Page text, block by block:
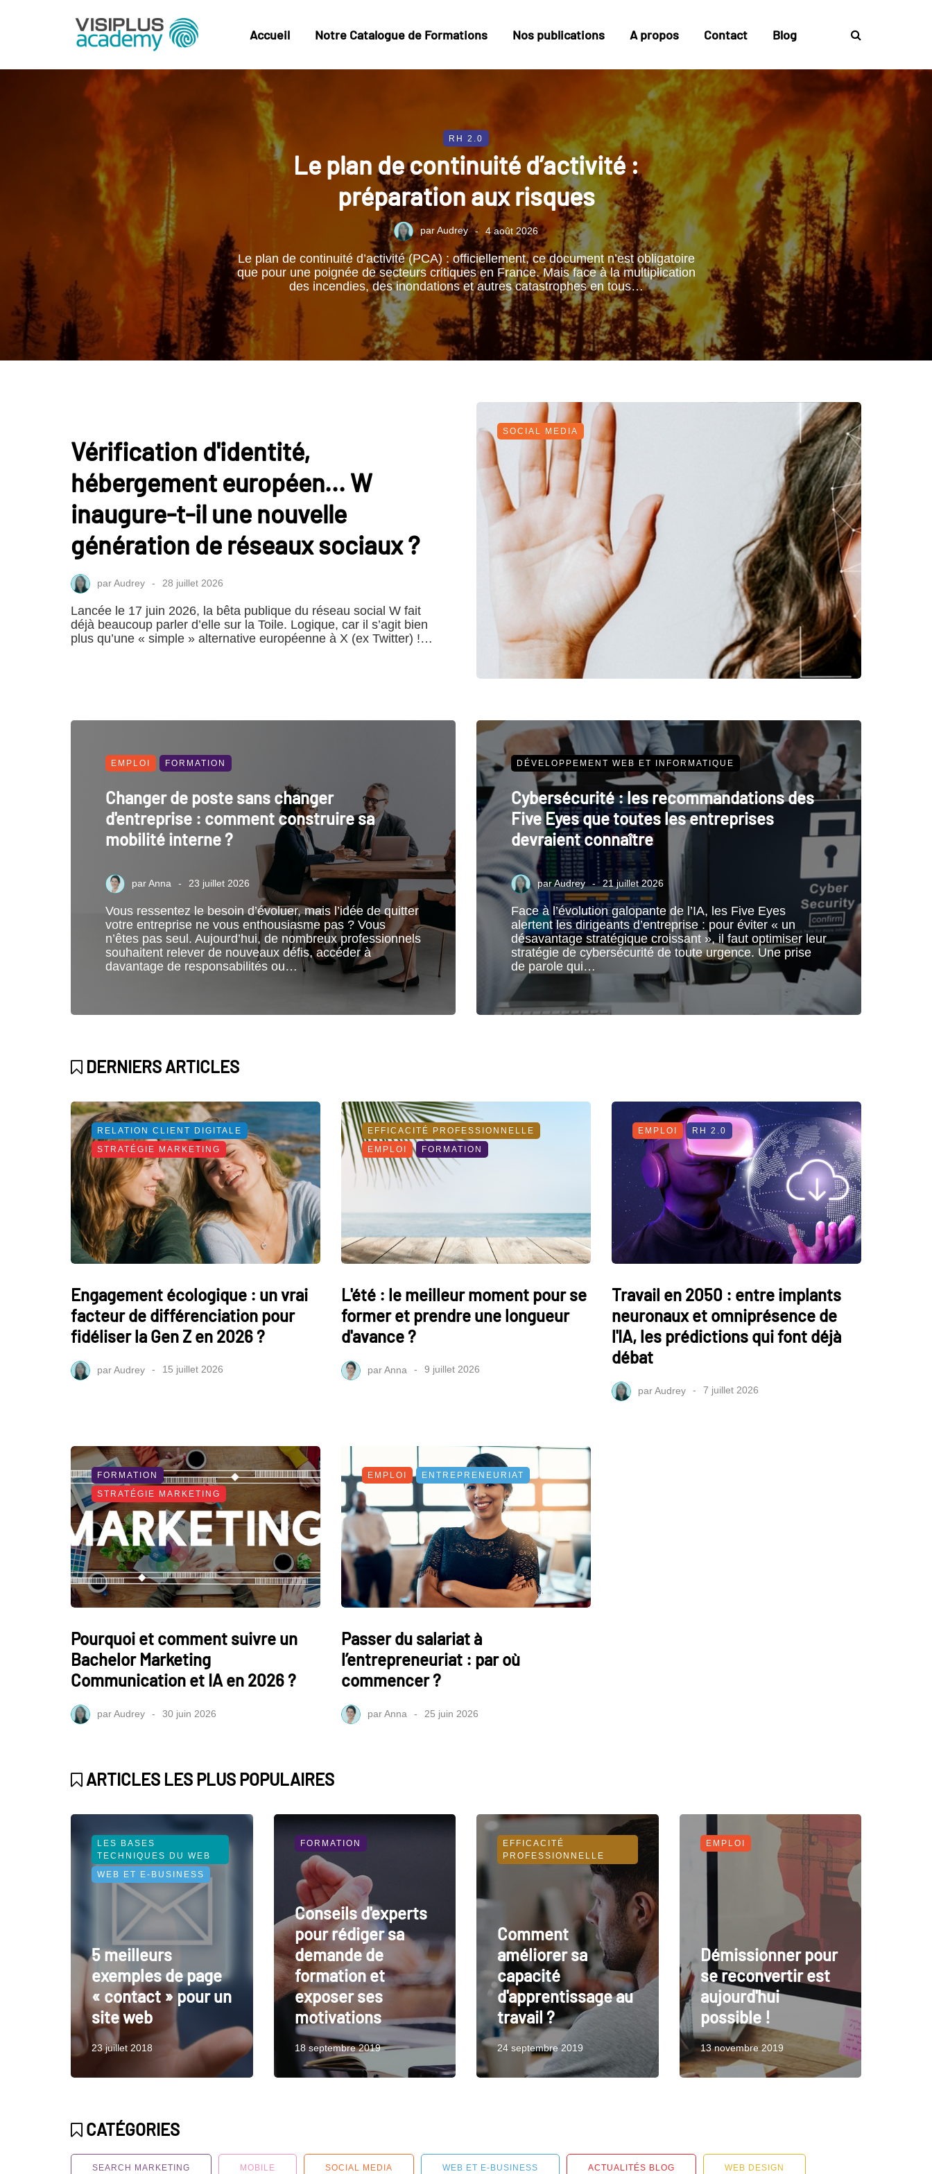
Accueil Notre Catalogue de Formations Nos publications A propos Contact Blog
RH 2.0
Le plan de continuité d’activité :
préparation aux risques
parAudrey 4 août 2026
Le plan de continuité d’activité (PCA) : officiellement, ce document n’est obligatoire
que pour une poignée de secteurs critiques en France. Mais face à la multiplication
des incendies, des inondations et autres catastrophes en tous…
SOCIAL MEDIA
Vérification d'identité,
hébergement européen... W
inaugure-t-il une nouvelle
génération de réseaux sociaux ?
parAudrey 28 juillet 2026
Lancée le 17 juin 2026, la bêta publique du réseau social W fait
déjà beaucoup parler d’elle sur la Toile. Logique, car il s’agit bien
plus qu’une « simple » alternative européenne à X (ex Twitter) !…
EMPLOI FORMATION
Changer de poste sans changer
d'entreprise : comment construire sa
mobilité interne ?
parAnna 23 juillet 2026
Vous ressentez le besoin d’évoluer, mais l’idée de quitter
votre entreprise ne vous enthousiasme pas ? Vous
n’êtes pas seul. Aujourd’hui, de nombreux professionnels
souhaitent relever de nouveaux défis, accéder à
davantage de responsabilités ou…
DÉVELOPPEMENT WEB ET INFORMATIQUE
Cybersécurité : les recommandations des
Five Eyes que toutes les entreprises
devraient connaître
parAudrey 21 juillet 2026
Face à l’évolution galopante de l’IA, les Five Eyes
alertent les dirigeants d’entreprise : pour éviter « un
désavantage stratégique croissant », il faut optimiser leur
stratégie de cybersécurité de toute urgence. Une prise
de parole qui…
DERNIERS ARTICLES
RELATION CLIENT DIGITALE
STRATÉGIE MARKETING
Engagement écologique : un vrai
facteur de différenciation pour
fidéliser la Gen Z en 2026 ?
parAudrey 15 juillet 2026
EFFICACITÉ PROFESSIONNELLE
EMPLOI
FORMATION
L'été : le meilleur moment pour se
former et prendre une longueur
d'avance ?
parAnna 9 juillet 2026
EMPLOI RH 2.0
Travail en 2050 : entre implants
neuronaux et omniprésence de
l'IA, les prédictions qui font déjà
débat
parAudrey 7 juillet 2026
FORMATION
STRATÉGIE MARKETING
Pourquoi et comment suivre un
Bachelor Marketing
Communication et IA en 2026 ?
parAudrey 30 juin 2026
EMPLOI ENTREPRENEURIAT
Passer du salariat à
l’entrepreneuriat : par où
commencer ?
parAnna 25 juin 2026
ARTICLES LES PLUS POPULAIRES
LES BASES
TECHNIQUES DU WEB
WEB ET E-BUSINESS
5 meilleurs
exemples de page
« contact » pour un
site web
23 juillet 2018
FORMATION
Conseils d'experts
pour rédiger sa
demande de
formation et
exposer ses
motivations
18 septembre 2019
EFFICACITÉ
PROFESSIONNELLE
Comment
améliorer sa
capacité
d'apprentissage au
travail ?
24 septembre 2019
EMPLOI
Démissionner pour
se reconvertir est
aujourd'hui
possible !
13 novembre 2019
CATÉGORIES
SEARCH MARKETING MOBILE SOCIAL MEDIA WEB ET E-BUSINESS ACTUALITÉS BLOG WEB DESIGN